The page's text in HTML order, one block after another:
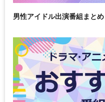
男性アイドル出演番組まとめ